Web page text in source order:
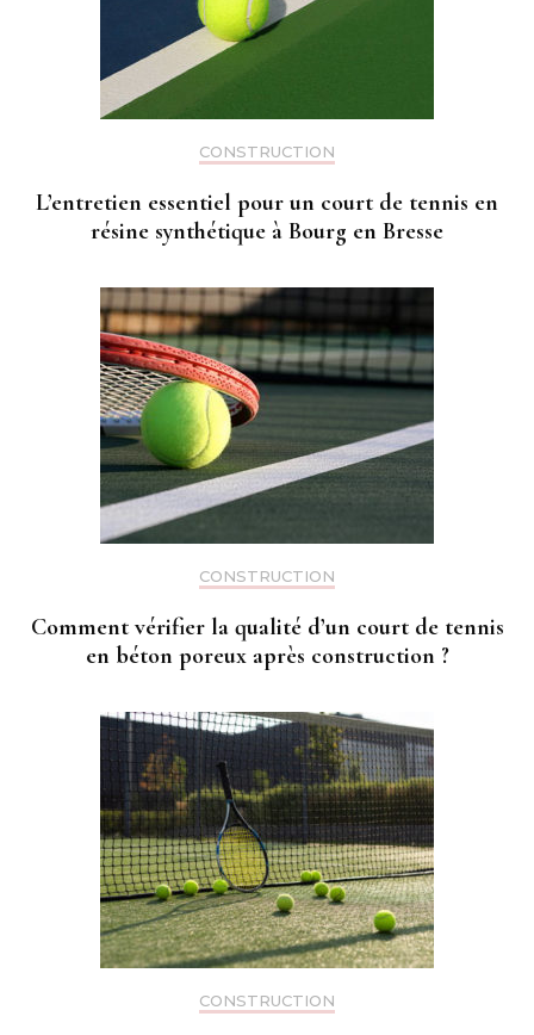
CONSTRUCTION
L’entretien essentiel pour un court de tennis en
résine synthétique à Bourg en Bresse
CONSTRUCTION
Comment vérifier la qualité d’un court de tennis
en béton poreux après construction ?
CONSTRUCTION